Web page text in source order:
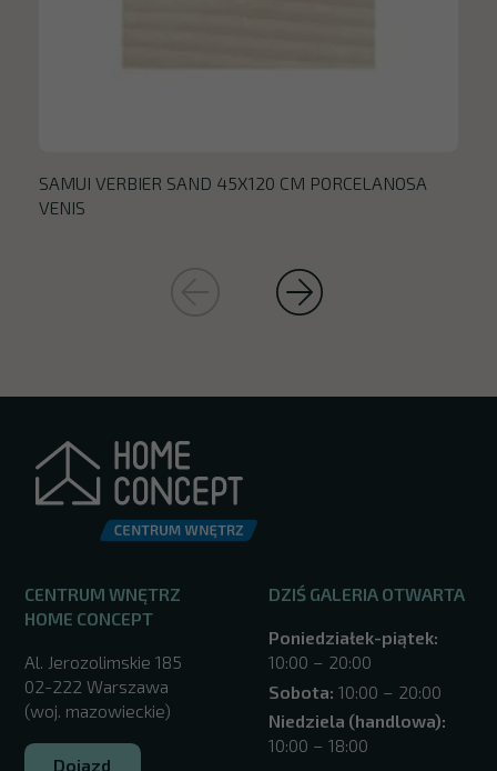
SAMUI VERBIER SAND 45X120 CM PORCELANOSA
VENIS
CENTRUM WNĘTRZ
HOME CONCEPT
Al. Jerozolimskie 185
02-222 Warszawa
(woj. mazowieckie)
Dojazd
DZIŚ GALERIA OTWARTA
Poniedziałek-piątek:
10:00 – 20:00
Sobota: 10:00 – 20:00
Niedziela (handlowa):
10:00 – 18:00